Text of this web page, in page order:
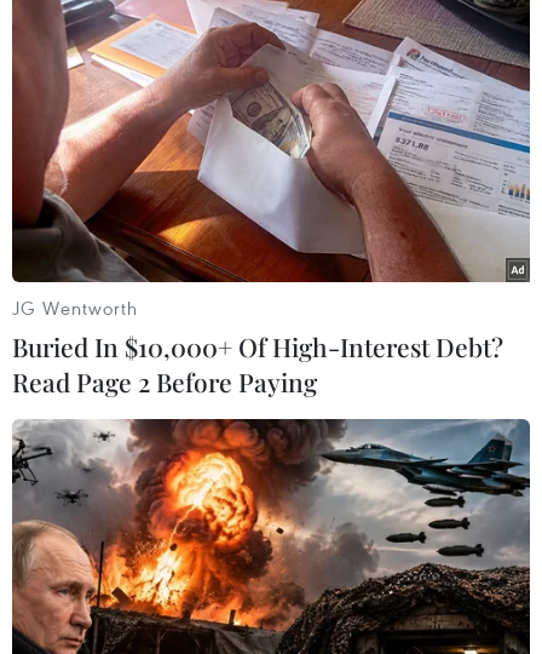
Nam 2026
06/08/2026 10:42
Xã Tây Giang khai mạc Ngày hội văn
hóa Cơ Tu lần thứ 1
06/08/2026 10:38
Thanh Hóa dự kiến bắn pháo hoa vào
dịp Quốc khánh 2/9
06/08/2026 09:58
Tà áo truyền thống “đan kết” tình
hữu nghị 50 năm Việt Nam-Thái Lan
06/08/2026 07:30
Nâng cấp Quảng Ninh, Bắc Ninh:
JG Wentworth
Buried In $10,000+ Of High-Interest Debt?
Read Page 2 Before Paying